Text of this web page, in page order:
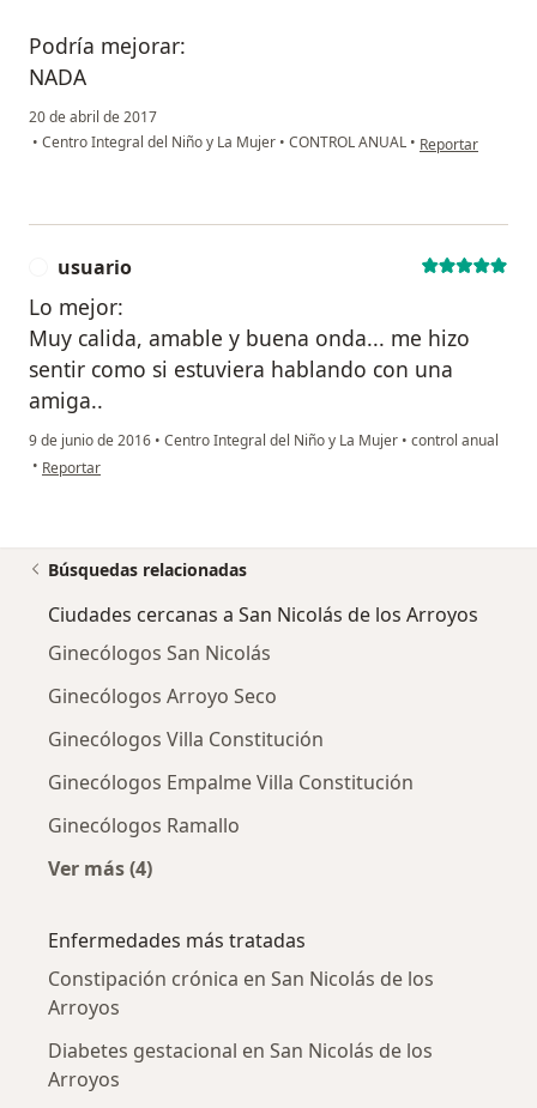
Podría mejorar:
NADA
20 de abril de 2017
• Centro Integral del Niño y La Mujer • CONTROL ANUAL • en opinión del
Reportar
usuario
Lo mejor:
Muy calida, amable y buena onda... me hizo
sentir como si estuviera hablando con una
amiga..
9 de junio de 2016 • Centro Integral del Niño y La Mujer • control anual
• en opinión del usuario usuario
Reportar
Búsquedas relacionadas
Ciudades cercanas a San Nicolás de los Arroyos
Ginecólogos San Nicolás
Ginecólogos Arroyo Seco
Ginecólogos Villa Constitución
Ginecólogos Empalme Villa Constitución
Ginecólogos Ramallo
Ver más (4)
Enfermedades más tratadas
Constipación crónica en San Nicolás de los
Arroyos
Diabetes gestacional en San Nicolás de los
Arroyos